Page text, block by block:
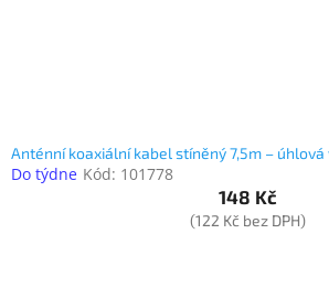
Anténní koaxiální kabel stíněný 7,5m – úhlová
Do týdne Kód: 101778
148 Kč
(122 Kč bez DPH)